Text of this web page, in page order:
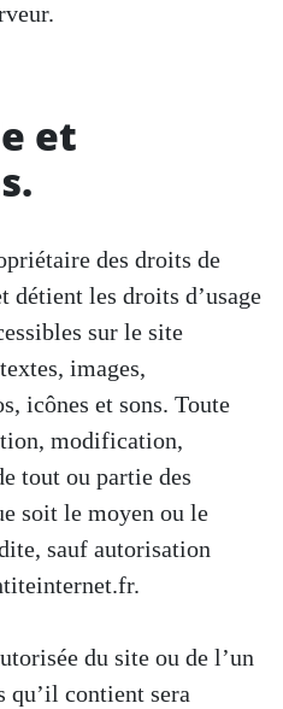
et
des droits de
les droits d’usage
sur le site
images,
icônes et sons. Toute
modification,
tout ou partie des
soit le moyen ou le
sauf autorisation
du site ou de l’un
qu’il contient sera